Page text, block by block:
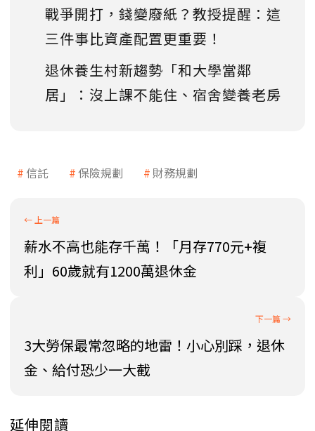
戰爭開打，錢變廢紙？教授提醒：這
三件事比資產配置更重要！
退休養生村新趨勢「和大學當鄰
居」：沒上課不能住、宿舍變養老房
信託 保險規劃 財務規劃
薪水不高也能存千萬！「月存770元+複
利」60歲就有1200萬退休金
3大勞保最常忽略的地雷！小心別踩，退休
金、給付恐少一大截
延伸閱讀